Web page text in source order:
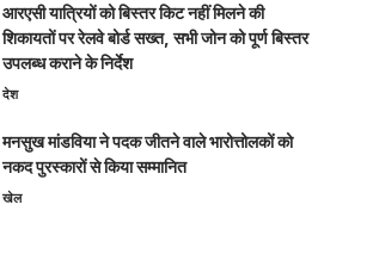
आरएसी यात्रियों को बिस्तर किट नहीं मिलने की
शिकायतों पर रेलवे बोर्ड सख्त, सभी जोन को पूर्ण बिस्तर
उपलब्ध कराने के निर्देश
देश
मनसुख मांडविया ने पदक जीतने वाले भारोत्तोलकों को
नकद पुरस्कारों से किया सम्मानित
खेल